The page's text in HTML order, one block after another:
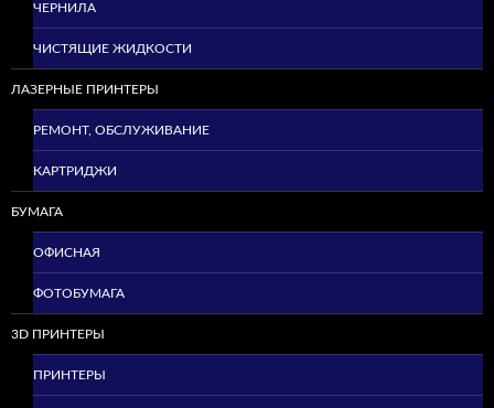
ЧЕРНИЛА
ЧИСТЯЩИЕ ЖИДКОСТИ
ЛАЗЕРНЫЕ ПРИНТЕРЫ
РЕМОНТ, ОБСЛУЖИВАНИЕ
КАРТРИДЖИ
БУМАГА
ОФИСНАЯ
ФОТОБУМАГА
3D ПРИНТЕРЫ
ПРИНТЕРЫ